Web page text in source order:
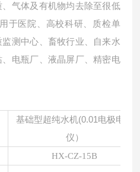
气体及有机物均去除至很低
于医院、高校科研、质检单
测中心、畜牧行业、自来水
电瓶厂、液晶屏厂、精密电
基础型超纯水机(0.01电极电阻
仪）
HX-CZ-15B